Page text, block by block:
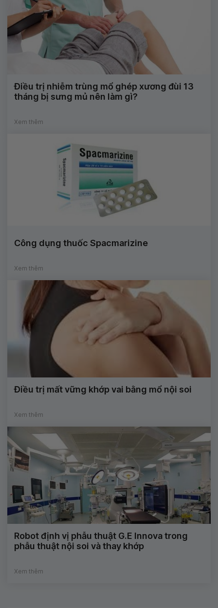
Điều trị nhiễm trùng mổ ghép xương đùi 13
tháng bị sưng mủ nên làm gì?
Xem thêm
Công dụng thuốc Spacmarizine
Xem thêm
Điều trị mất vững khớp vai bằng mổ nội soi
Xem thêm
Robot định vị phẫu thuật G.E Innova trong
phẫu thuật nội soi và thay khớp
Xem thêm